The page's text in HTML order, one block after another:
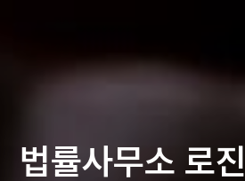
법률사무소 로진